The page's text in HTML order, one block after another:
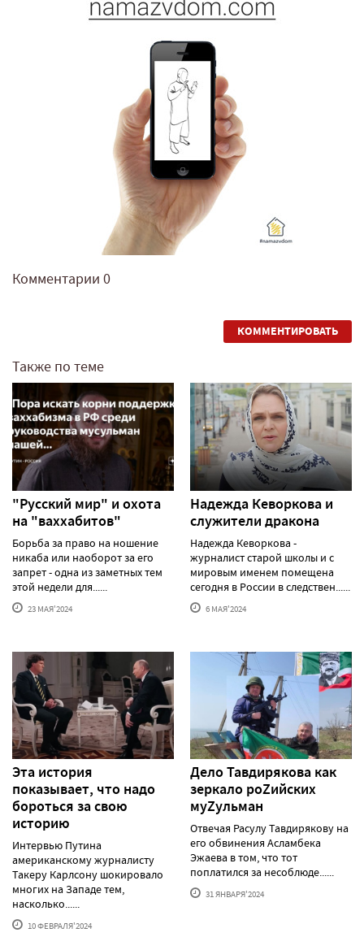
Комментарии 0
КОММЕНТИРОВАТЬ
Также по теме
"Русский мир" и охота
на "ваххабитов"
Борьба за право на ношение
никаба или наоборот за его
запрет - одна из заметных тем
этой недели для......
23 МАЯ'2024
Надежда Кеворкова и
служители дракона
Надежда Кеворкова -
журналист старой школы и с
мировым именем помещена
сегодня в России в следствен......
6 МАЯ'2024
Эта история
показывает, что надо
бороться за свою
историю
Интервью Путина
американскому журналисту
Такеру Карлсону шокировало
многих на Западе тем,
насколько......
10 ФЕВРАЛЯ'2024
Дело Тавдирякова как
зеркало роZийских
муZульман
Отвечая Расулу Тавдирякову на
его обвинения Асламбека
Эжаева в том, что тот
поплатился за несоблюде......
31 ЯНВАРЯ'2024